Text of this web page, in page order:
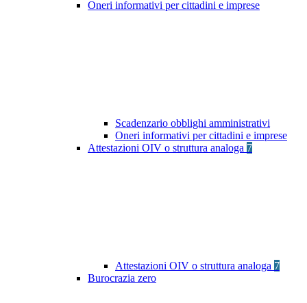
Oneri informativi per cittadini e imprese
Scadenzario obblighi amministrativi
Oneri informativi per cittadini e imprese
Attestazioni OIV o struttura analoga 7
Attestazioni OIV o struttura analoga 7
Burocrazia zero